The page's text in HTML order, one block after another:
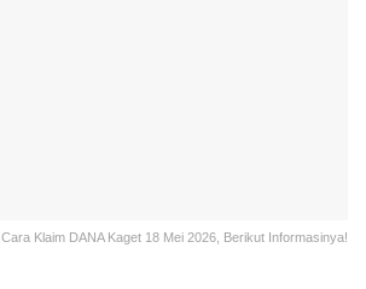
Cara Klaim DANA Kaget 18 Mei 2026, Berikut Informasinya!